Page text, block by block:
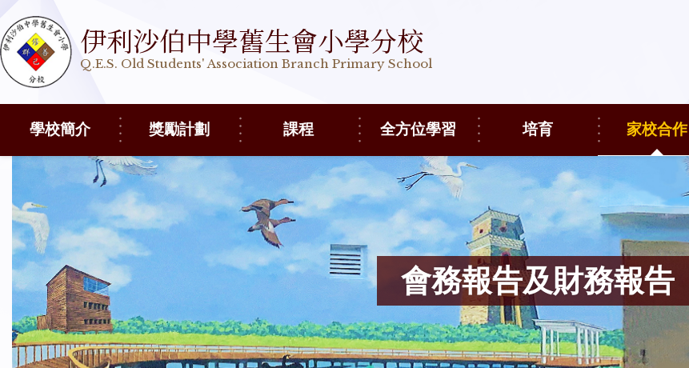
伊利沙伯中學舊生會小學分校
Q.E.S. Old Students' Association Branch Primary School
學校簡介 獎勵計劃 課程 全方位學習 培育 家校合作
會務報告及財務報告